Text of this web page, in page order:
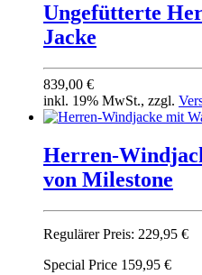
Ungefütterte
Jacke
839,00 €
inkl. 19% MwSt., zzgl.
Herren-
von Milestone
Regulärer Preis: 229,95 €
Special Price 159,95 €